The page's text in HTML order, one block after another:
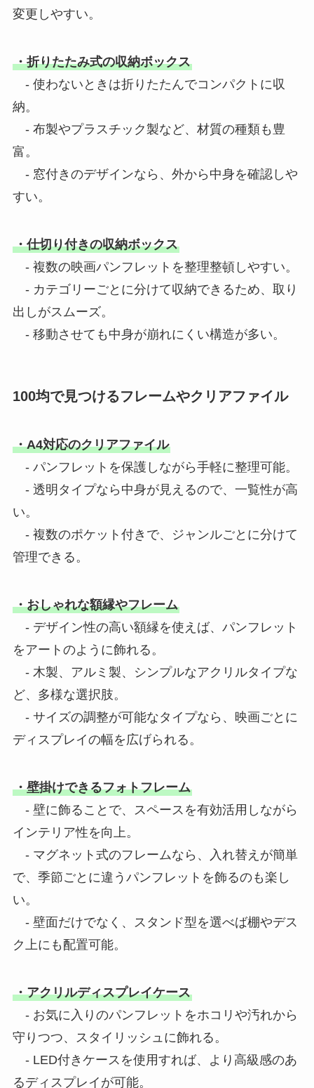
変更しやすい。
・折りたたみ式の収納ボックス
- 使わないときは折りたたんでコンパクトに収
納。
- 布製やプラスチック製など、材質の種類も豊
富。
- 窓付きのデザインなら、外から中身を確認しや
すい。
・仕切り付きの収納ボックス
- 複数の映画パンフレットを整理整頓しやすい。
- カテゴリーごとに分けて収納できるため、取り
出しがスムーズ。
- 移動させても中身が崩れにくい構造が多い。
100均で見つけるフレームやクリアファイル
・A4対応のクリアファイル
- パンフレットを保護しながら手軽に整理可能。
- 透明タイプなら中身が見えるので、一覧性が高
い。
- 複数のポケット付きで、ジャンルごとに分けて
管理できる。
・おしゃれな額縁やフレーム
- デザイン性の高い額縁を使えば、パンフレット
をアートのように飾れる。
- 木製、アルミ製、シンプルなアクリルタイプな
ど、多様な選択肢。
- サイズの調整が可能なタイプなら、映画ごとに
ディスプレイの幅を広げられる。
・壁掛けできるフォトフレーム
- 壁に飾ることで、スペースを有効活用しながら
インテリア性を向上。
- マグネット式のフレームなら、入れ替えが簡単
で、季節ごとに違うパンフレットを飾るのも楽し
い。
- 壁面だけでなく、スタンド型を選べば棚やデス
ク上にも配置可能。
・アクリルディスプレイケース
- お気に入りのパンフレットをホコリや汚れから
守りつつ、スタイリッシュに飾れる。
- LED付きケースを使用すれば、より高級感のあ
るディスプレイが可能。